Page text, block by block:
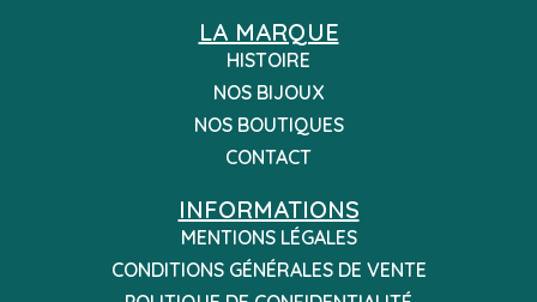
LA MARQUE
HISTOIRE
NOS BIJOUX
NOS BOUTIQUES
CONTACT
INFORMATIONS
MENTIONS LÉGALES
CONDITIONS GÉNÉRALES DE VENTE